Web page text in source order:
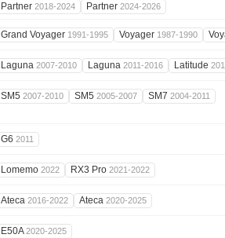
Partner 2018-2024 Partner 2024-2026
Grand Voyager 1991-1995 Voyager 1987-1990
Laguna 2007-2010 Laguna 2011-2016 Latitude
SM5 2007-2010 SM5 2005-2007 SM7 2004-2011
G6 2011
Lomemo 2022 RX3 Pro 2021-2022
Ateca 2016-2022 Ateca 2020-2025
E50A2020-2025